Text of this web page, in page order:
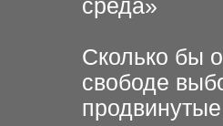
среда»
Сколько бы
свободе